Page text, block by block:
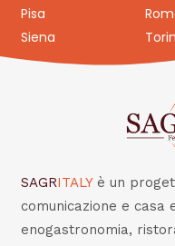
Pisa
Siena
SAGRITALY è un
comunicazione e
enogastronomia,